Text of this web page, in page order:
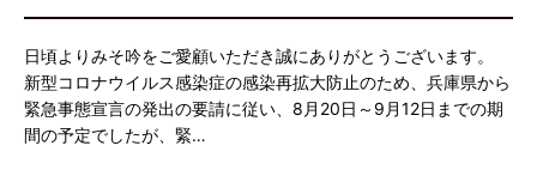
日頃よりみそ吟をご愛顧いただき誠にありがとうございます。
新型コロナウイルス感染症の感染再拡大防止のため、兵庫県から
緊急事態宣言の発出の要請に従い、8月20日～9月12日までの期
間の予定でしたが、緊…